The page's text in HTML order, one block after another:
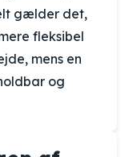
gælder det,
fleksibel
mens en
og